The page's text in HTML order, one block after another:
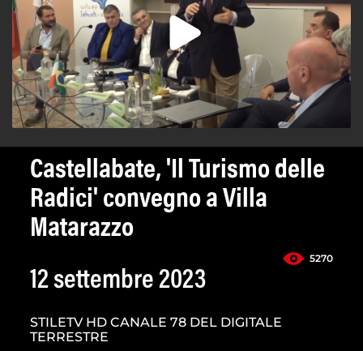
Castellabate, 'Il Turismo delle
Radici' convegno a Villa
Matarazzo
5270
12 settembre 2023
STILETV HD CANALE 78 DEL DIGITALE
TERRESTRE